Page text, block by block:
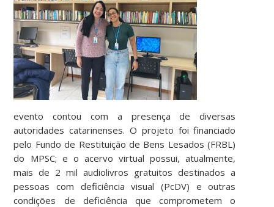
evento contou com a presença de diversas
autoridades catarinenses. O projeto foi financiado
pelo Fundo de Restituição de Bens Lesados (FRBL)
do MPSC; e o acervo virtual possui, atualmente,
mais de 2 mil audiolivros gratuitos destinados a
pessoas com deficiência visual (PcDV) e outras
condições de deficiência que comprometem o